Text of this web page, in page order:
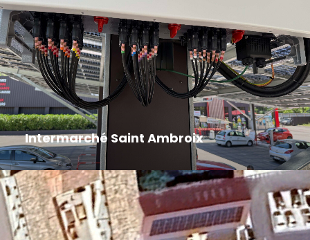
Intermarché Saint Ambroix